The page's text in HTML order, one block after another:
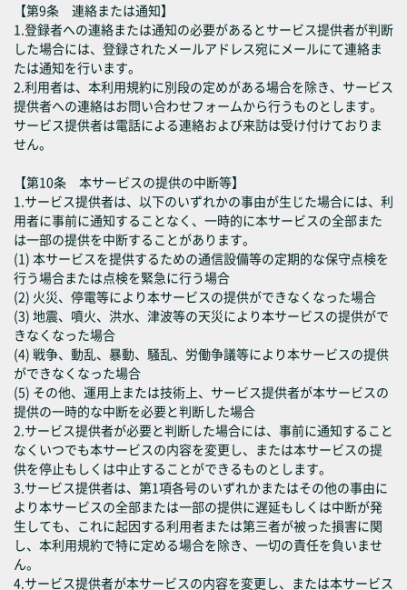
【第9条 連絡または通知】
1.登録者への連絡または通知の必要があるとサービス提供者が判断
した場合には、登録されたメールアドレス宛にメールにて連絡ま
たは通知を行います。
2.利用者は、本利用規約に別段の定めがある場合を除き、サービス
提供者への連絡はお問い合わせフォームから行うものとします。
サービス提供者は電話による連絡および来訪は受け付けておりま
せん。
【第10条 本サービスの提供の中断等】
1.サービス提供者は、以下のいずれかの事由が生じた場合には、利
用者に事前に通知することなく、一時的に本サービスの全部また
は一部の提供を中断することがあります。
(1) 本サービスを提供するための通信設備等の定期的な保守点検を
行う場合または点検を緊急に行う場合
(2) 火災、停電等により本サービスの提供ができなくなった場合
(3) 地震、噴火、洪水、津波等の天災により本サービスの提供がで
きなくなった場合
(4) 戦争、動乱、暴動、騒乱、労働争議等により本サービスの提供
ができなくなった場合
(5) その他、運用上または技術上、サービス提供者が本サービスの
提供の一時的な中断を必要と判断した場合
2.サービス提供者が必要と判断した場合には、事前に通知すること
なくいつでも本サービスの内容を変更し、または本サービスの提
供を停止もしくは中止することができるものとします。
3.サービス提供者は、第1項各号のいずれかまたはその他の事由に
より本サービスの全部または一部の提供に遅延もしくは中断が発
生しても、これに起因する利用者または第三者が被った損害に関
し、本利用規約で特に定める場合を除き、一切の責任を負いませ
ん。
4.サービス提供者が本サービスの内容を変更し、または本サービス